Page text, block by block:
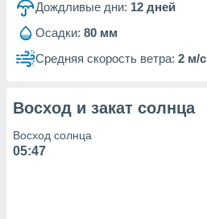
Дождливые дни: 12 дней
Осадки: 80 мм
Средняя скорость ветра: 2 м/с
Восход и закат солнца
Восход солнца
05:47